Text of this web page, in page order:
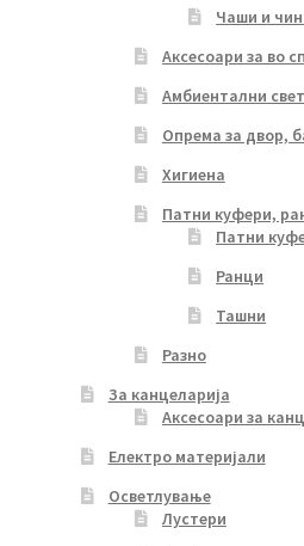
Чаши и
Аксесоари за во
Амбиентални
Опрема за двор,
Хигиена
Патни куфери,
Патни
Ранци
Ташни
Разно
За канцеларија
Аксесоари за
Електро материјали
Осветлување
Лустери